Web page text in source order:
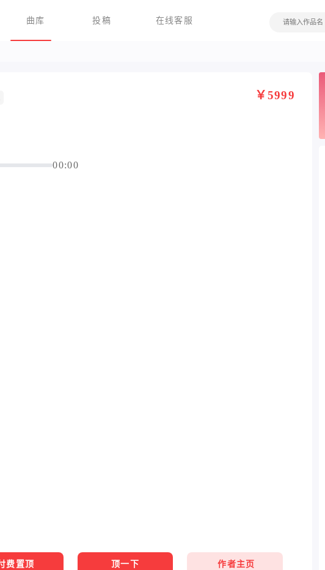
曲库 投稿 在线客服
￥5999
00:00
费置顶 顶一下 作者主页